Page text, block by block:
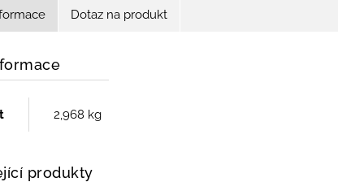
Dotaz na produkt
2,968 kg
produkty